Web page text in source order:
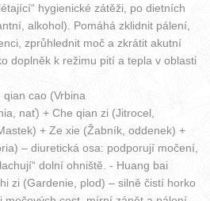
hygienické zátěži, po dietních
alkohol). Pomáhá zklidnit pálení,
zprůhlednit moč a zkrátit akutní
doplněk k režimu pití a tepla v oblasti
cao (Vrbina
nať) + Che qian zi (Jitrocel,
+ Ze xie (Žabník, oddenek) +
– diuretická osa: podporují močení,
dolní ohniště. - Huang bai
zi (Gardenie, plod) – silně čistí horko